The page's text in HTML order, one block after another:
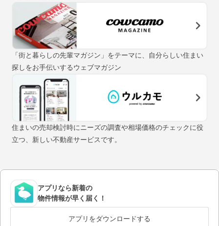
「街と暮らしの先輩マガジン」をテーマに、自分らしい住まい
探しをお手伝いするウェブマガジン
住まいの売却検討時にニーズの調査や相場価格のチェックに役
立つ、新しい不動産サービスです。
アプリなら新着の
物件情報が早く届く！
アプリをダウンロードする